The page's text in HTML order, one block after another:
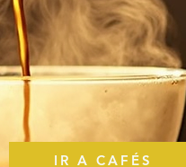
IR A CAFÉS